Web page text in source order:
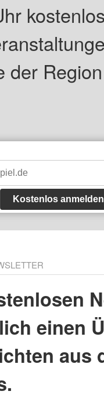
der
Kostenlos anmelden
einen
aus